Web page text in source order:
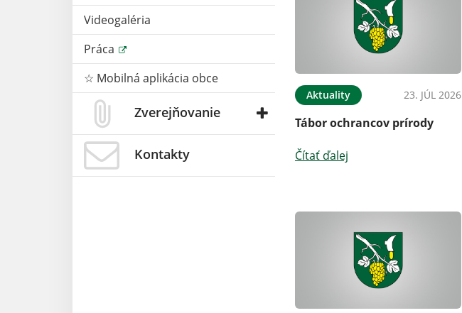
Videogaléria
Práca
☆ Mobilná aplikácia obce
Zverejňovanie
Kontakty
Aktuality 23. JÚL 2026
Tábor ochrancov prírody
Čítať ďalej